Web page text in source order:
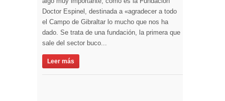
Doctor Espinel, destinada a «agradecer a todo
el Campo de Gibraltar lo mucho que nos ha
dado. Se trata de una fundación, la primera que
sale del sector buco...
Leer más